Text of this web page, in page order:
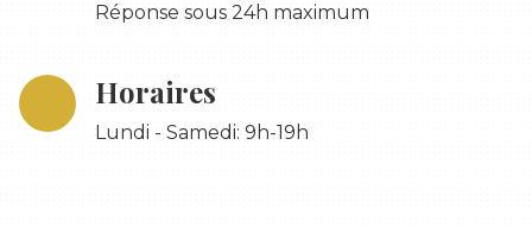
Réponse sous 24h maximum
Horaires
Lundi - Samedi: 9h-19h